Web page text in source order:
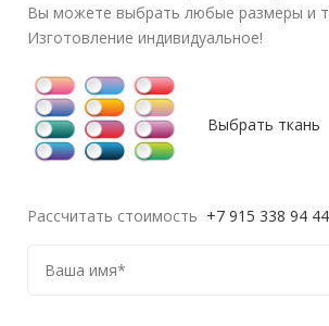
Вы можете выбрать любые размеры и
Изготовление индивидуальное!
Выбрать ткань
Рассчитать стоимость +7 915 338 94 44